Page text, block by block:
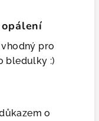
pro
bledulky :)
o